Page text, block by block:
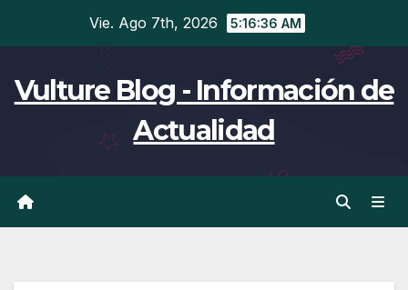
Vie. Ago 7th, 2026 5:16:37 AM
Vulture Blog - Información de
Actualidad